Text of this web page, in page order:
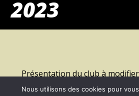
2023
Présentation du club à modifier
Nous utilisons des cookies pour